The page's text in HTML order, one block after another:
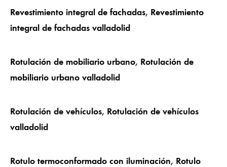
Revestimiento integral de fachadas, Revestimiento
integral de fachadas valladolid
Rotulación de mobiliario urbano, Rotulación de
mobiliario urbano valladolid
Rotulación de vehículos, Rotulación de vehículos
valladolid
Rotulo termoconformado con iluminación, Rotulo